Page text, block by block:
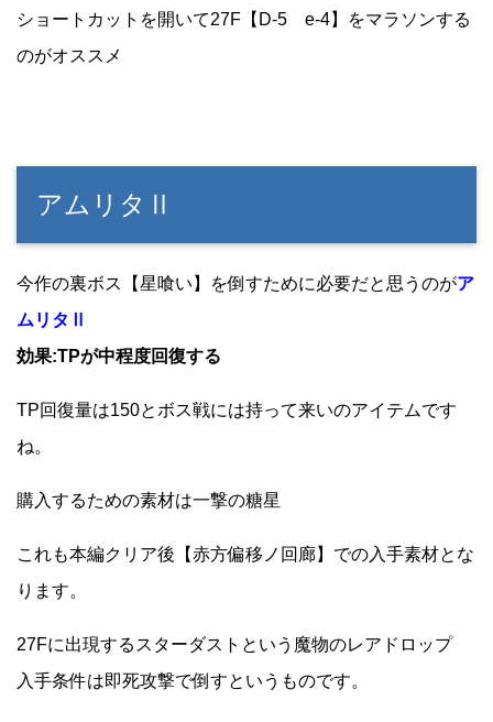
ショートカットを開いて27F【D-5 e-4】をマラソンする
のがオススメ
アムリタⅡ
今作の裏ボス【星喰い】を倒すために必要だと思うのがア
ムリタⅡ
効果:TPが中程度回復する
TP回復量は150とボス戦には持って来いのアイテムです
ね。
購入するための素材は一撃の糖星
これも本編クリア後【赤方偏移ノ回廊】での入手素材とな
ります。
27Fに出現するスターダストという魔物のレアドロップ
入手条件は即死攻撃で倒すというものです。